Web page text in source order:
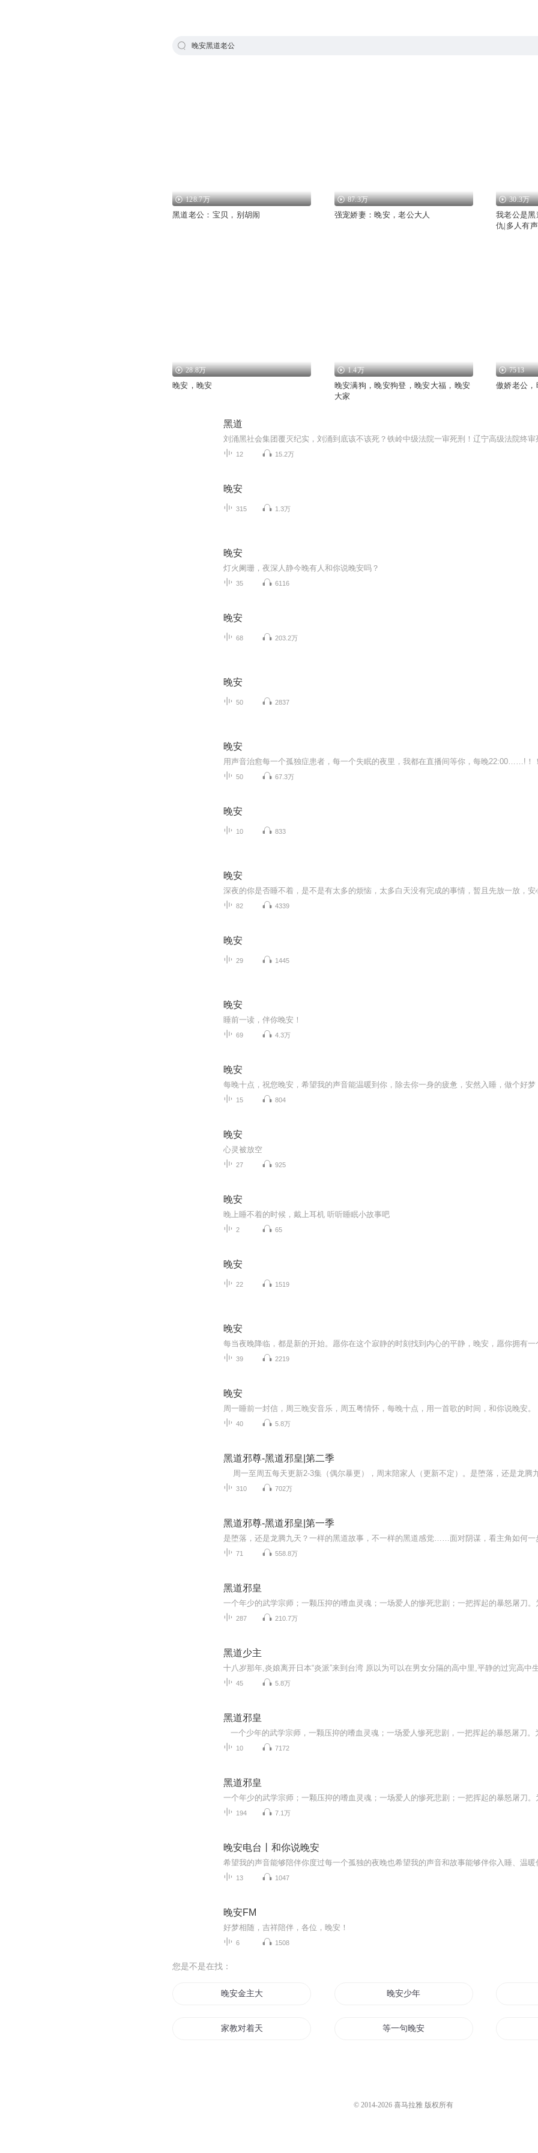
晚安黑道老公
128.7万
黑道老公：宝贝，别胡闹
87.3万
强宠娇妻：晚安，老公大人
30.3万
我老公是黑
仇|多人有声
28.8万
晚安，晚安
1.4万
晚安满狗，晚安狗登，晚安大福，晚安
大家
7513
傲娇老公，
黑道
12 15.2万
晚安
315 1.3万
晚安
灯火阑珊，夜深人静今晚有人和你说晚安吗？
35 6116
晚安
68 203.2万
晚安
50 2837
晚安
50 67.3万
晚安
10 833
晚安
82 4339
晚安
29 1445
晚安
睡前一读，伴你晚安！
69 4.3万
晚安
每晚十点，祝您晚安，希望我的声音能温暖到你，除去你一身的疲惫，安然入睡，做个好梦
15 804
晚安
心灵被放空
27 925
晚安
晚上睡不着的时候，戴上耳机 听听睡眠小故事吧
2 65
晚安
22 1519
晚安
每当夜晚降临，都是新的开始。愿你在这个寂静的时刻找到内心的平静，晚安，愿你拥有一
39 2219
晚安
周一睡前一封信，周三晚安音乐，周五粤情怀，每晚十点，用一首歌的时间，和你说晚安。
40 5.8万
黑道邪尊-黑道邪皇|第二季
310 702万
黑道邪尊-黑道邪皇|第一季
71 558.8万
黑道邪皇
287 210.7万
黑道少主
45 5.8万
黑道邪皇
10 7172
黑道邪皇
194 7.1万
晚安电台丨和你说晚安
13 1047
晚安FM
好梦相随，吉祥陪伴，各位，晚安！
6 1508
您是不是在找：
晚安金主大人 晚安少年
家教对着天空说晚安 等一句晚安
© 2014-2026 喜马拉雅 版权所有